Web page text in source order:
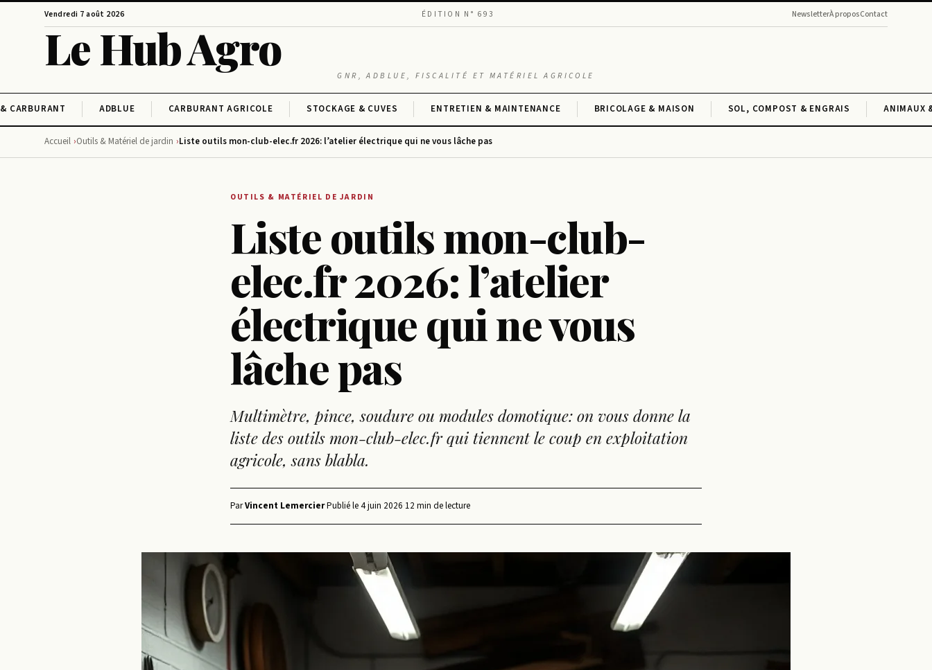
Vendredi 7 août 2026 ÉDITION N° 693 NewsletterÀ proposContact
Le Hub Agro
GNR, ADBLUE, FISCALITÉ ET MATÉRIEL AGRICOLE
CARBURANT ADBLUE CARBURANT AGRICOLE STOCKAGE & CUVES ENTRETIEN & MAINTENANCE BRICOLAGE & MAISON SOL, COMPOST & ENGRAIS ANIMAUX
Accueil Outils & Matériel de jardin Liste outils mon-club-elec.fr 2026: l’atelier électrique qui ne vous lâche pas
OUTILS & MATÉRIEL DE JARDIN
Liste outils mon-club-
elec.fr 2026: l’atelier
électrique qui ne vous
lâche pas
Multimètre, pince, soudure ou modules domotique: on vous donne la
liste des outils mon-club-elec.fr qui tiennent le coup en exploitation
agricole, sans blabla.
ParVincent Lemercier·Publié le4 juin 2026·12 min de lecture